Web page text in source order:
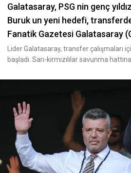
Galatasaray, PSG nin genç
Buruk un yeni hedefi,
Fanatik Gazetesi Galatasaray
Lider Galatasaray, transfer çalışmaları
başladı. Sarı-kırmızılılar savunma